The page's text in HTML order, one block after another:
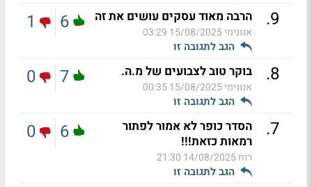
9
. הרבה מאוד עסקים עושים את זה
אנונימי15/08/2025 03:29
הגב לתגובה זו
6
1
8
. בוקר טוב לצבועים של מ.ה.
אנונימי15/08/2025 00:35
הגב לתגובה זו
7
0
7
.
הסדר כופר לא אמור לפתור
רמאות כזאת!!!
רוח14/08/2025 21:30
הגב לתגובה זו
6
0